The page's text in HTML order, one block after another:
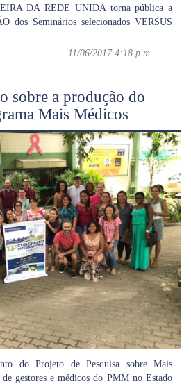
DA REDE UNIDA torna pública a
dos Seminários selecionados VERSUS
11/06/2017 4:18 p.m.
sobre a produção do
Mais Médicos
do Projeto de Pesquisa sobre Mais
gestores e médicos do PMM no Estado